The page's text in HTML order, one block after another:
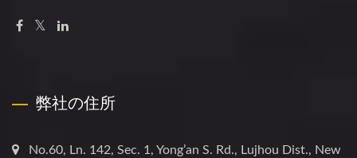
弊社の住所
No.60, Ln. 142, Sec. 1, Yong’an S. Rd., Lujhou Dist., New